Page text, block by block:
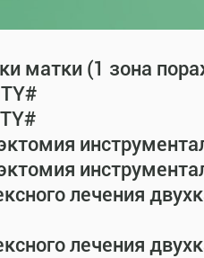
матки (1 зона
лечения
лечения